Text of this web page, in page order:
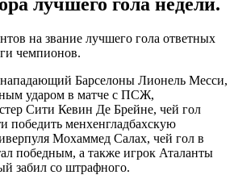
на звание лучшего гола ответных
чемпионов.
нападающий Барселоны Лионель Месси,
ударом в матче с ПСЖ,
Сити Кевин Де Брейне, чей гол
победить менхенгладбахскую
Мохаммед Салах, чей гол в
победным, а также игрок Аталанты
забил со штрафного.